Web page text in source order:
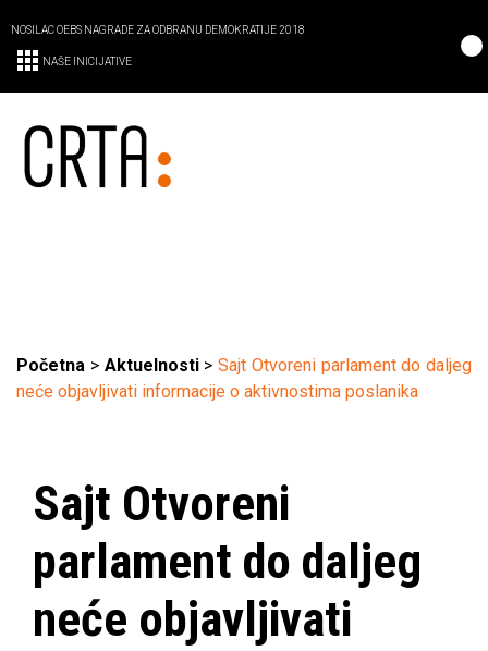
NOSILAC OEBS NAGRADE ZA ODBRANU DEMOKRATIJE 2018
NAŠE INICIJATIVE
Početna > Aktuelnosti> Sajt Otvoreni parlament do daljeg
neće objavljivati informacije o aktivnostima poslanika
Sajt Otvoreni
parlament do daljeg
neće objavljivati